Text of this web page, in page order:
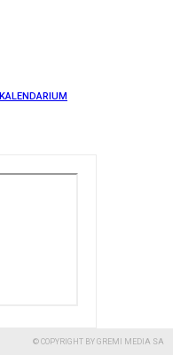
KALENDARIUM
© COPYRIGHT BY GREMI MEDIA SA